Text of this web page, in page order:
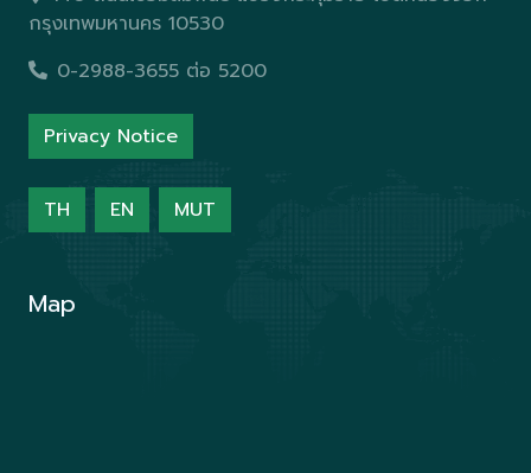
กรุงเทพมหานคร 10530
0-2988-3655 ต่อ 5200
Privacy Notice
TH EN MUT
Map